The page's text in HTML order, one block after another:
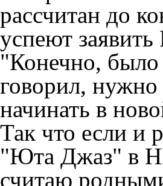
рассчитан до
успеют
"Конечно, было
говорил, нужно
начинать в
Так что если и
"Юта Джаз" в
считаю